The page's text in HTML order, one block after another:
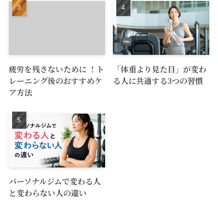
疲労を残さないために ！ト
レーニング後のおすすめケ
ア方法
「体重より見た目」が変わ
る人に共通する3つの習慣
パーソナルジムで変わる人
と変わらない人の違い